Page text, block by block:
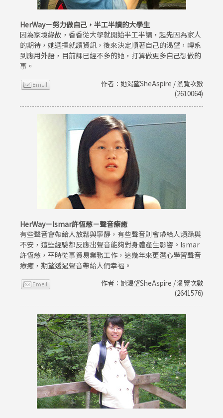
HerWay－努力做自己，半工半讀的大學生
因為家境緣故，香香從大學就開始半工半讀，起先因為家人
的期待，她選擇就讀資訊，後來決定順著自己的渴望，轉系
到應用外語，目前課已經不多的她，打算做更多自己想做的
事。
作者：她渴望SheAspire / 瀏覽次數
(2610064)
HerWay－Ismar許恆慈－聲音療癒
有些聲音會帶給人放鬆與寧靜，有些聲音則會帶給人煩躁與
不安，這些經驗都反應出聲音能夠對身體產生影響。Ismar
許恆慈，平時從事貿易業務工作，這幾年來更潛心學習聲音
療癒，期望透過聲音帶給人們幸福。
作者：她渴望SheAspire / 瀏覽次數
(2641576)